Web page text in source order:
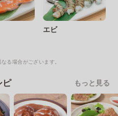
エビ
る場合がございます。
ピ もっと見る